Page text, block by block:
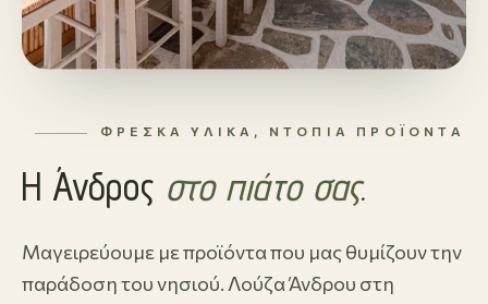
ΦΡΈΣΚΑ ΥΛΙΚΆ, ΝΤΌΠΙΑ ΠΡΟΪΌΝΤΑ
Η Άνδρος στο πιάτο σας.
Μαγειρεύουμε με προϊόντα που μας θυμίζουν την
παράδοση του νησιού. Λούζα Άνδρου στη